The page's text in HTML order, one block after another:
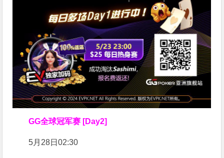
GG全球冠军赛 [Day2]
5月28日02:30